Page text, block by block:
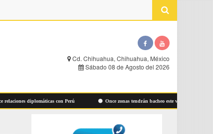
Cd. Chihuahua, Chihuahua, México
Sábado 08 de Agosto del 2026
diplomáticas con Perú Once zonas tendrán bacheo este viernes 7 de agosto: